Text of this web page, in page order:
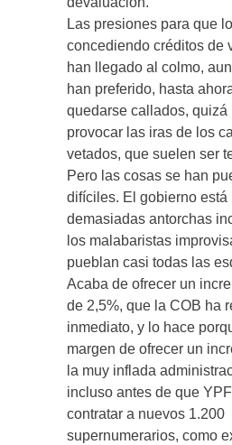
Las presiones para que
concediendo créditos de
han llegado al colmo,
han preferido, hasta
quedarse callados, quizá
provocar las iras de los
vetados, que suelen ser
Pero las cosas se han
difíciles. El gobierno está
demasiadas antorchas
los malabaristas
pueblan casi todas las
Acaba de ofrecer un
de 2,5%, que la COB ha
inmediato, y lo hace
margen de ofrecer un
la muy inflada
incluso antes de que
contratar a nuevos 1.200
supernumerarios, como